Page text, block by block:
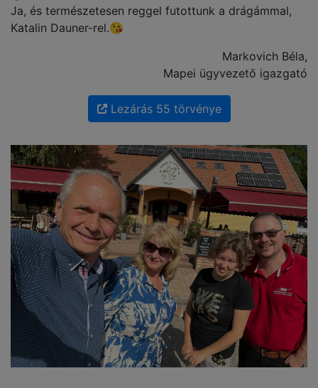
Ja, és természetesen reggel futottunk a drágámmal,
Katalin Dauner-rel.😘
Markovich Béla,
Mapei ügyvezető igazgató
Lezárás 55 törvénye